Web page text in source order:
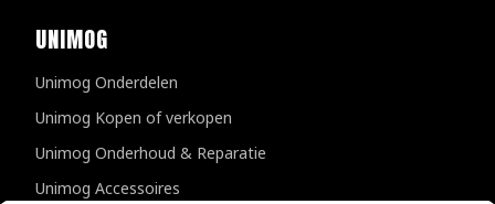
UNIMOG
Unimog Onderdelen
Unimog Kopen of verkopen
Unimog Onderhoud & Reparatie
Unimog Accessoires